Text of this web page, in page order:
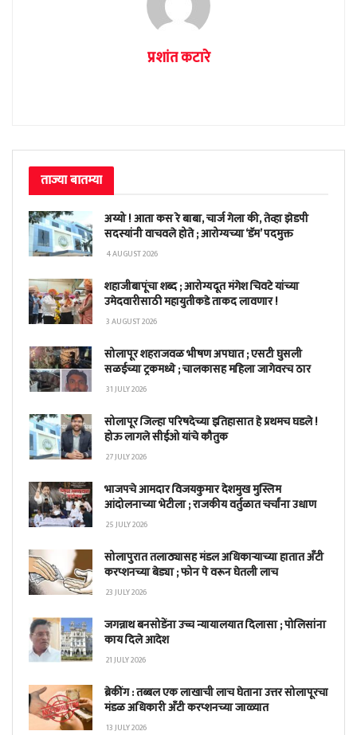
प्रशांत कटारे
ताज्या बातम्या
अय्यो ! आता कस रे बाबा, चार्ज गेला की, तेव्हा झेडपी
सदस्यांनी वाचवले होते ; आरोग्यच्या ‘डॅम’ पदमुक्त
4 AUGUST 2026
शहाजीबापूंचा शब्द ; आरोग्यदूत मंगेश चिवटे यांच्या
उमेदवारीसाठी महायुतीकडे ताकद लावणार !
3 AUGUST 2026
सोलापूर शहराजवळ भीषण अपघात ; एसटी घुसली
सळईच्या ट्रकमध्ये ; चालकासह महिला जागेवरच ठार
31 JULY 2026
सोलापूर जिल्हा परिषदेच्या इतिहासात हे प्रथमच घडले !
होऊ लागले सीईओ यांचे कौतुक
27 JULY 2026
भाजपचे आमदार विजयकुमार देशमुख मुस्लिम
आंदोलनाच्या भेटीला ; राजकीय वर्तुळात चर्चांना उधाण
25 JULY 2026
सोलापुरात तलाठ्यासह मंडल अधिकाऱ्याच्या हातात अँटी
करप्शनच्या बेड्या ; फोन पे वरून घेतली लाच
23 JULY 2026
जगन्नाथ बनसोडेंना उच्च न्यायालयात दिलासा ; पोलिसांना
काय दिले आदेश
21 JULY 2026
ब्रेकींग : तब्बल एक लाखाची लाच घेताना उत्तर सोलापूरचा
मंडळ अधिकारी अँटी करप्शनच्या जाळ्यात
13 JULY 2026